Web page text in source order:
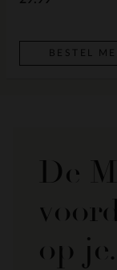
BESTEL
De
op je.